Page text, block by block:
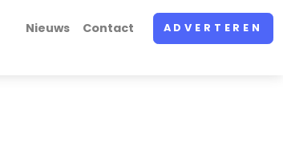
Nieuws Contact ADVERTEREN